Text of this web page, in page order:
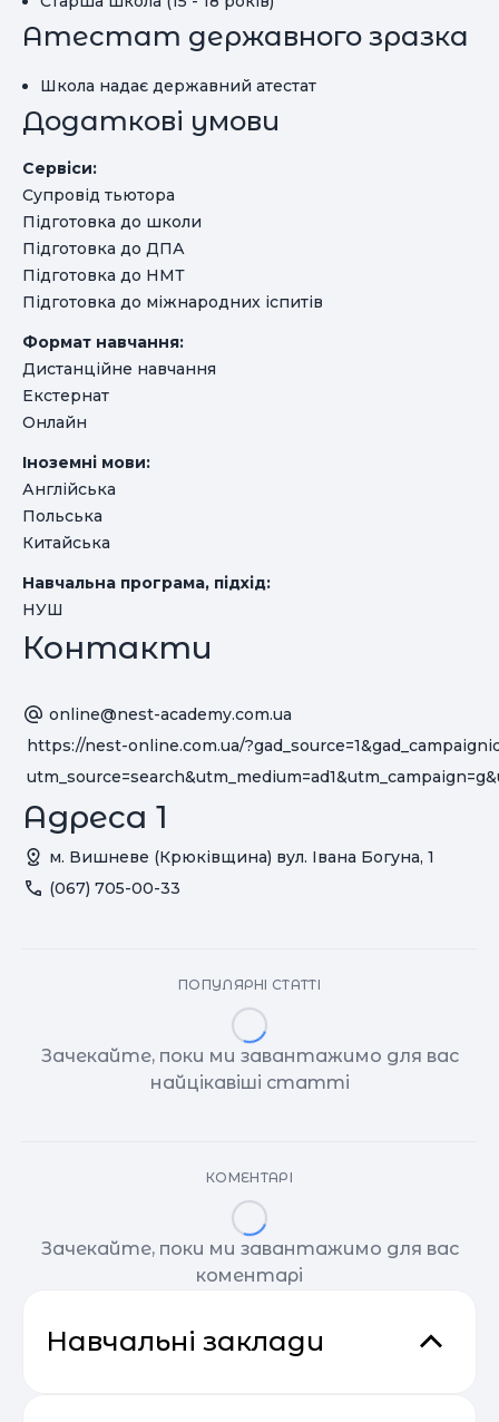
Атестат державного зразка
Школа надає державний атестат
Додаткові умови
Сервіси:
Супровід тьютора
Підготовка до школи
Підготовка до ДПА
Підготовка до НМТ
Підготовка до міжнародних іспитів
Формат навчання:
Дистанційне навчання
Екстернат
Онлайн
Іноземні мови:
Англійська
Польська
Китайська
Навчальна програма, підхід:
НУШ
Контакти
online@nest-academy.com.ua
https://nest-online.com.ua/
Адреса 1
м. Вишневе (Крюківщина) вул. Івана Богуна, 1
(067) 705-00-33
ПОПУЛЯРНІ СТАТТІ
Зачекайте, поки ми завантажимо для вас
найцікавіші статті
КОМЕНТАРІ
Зачекайте, поки ми завантажимо для вас
коментарі
Навчальні заклади